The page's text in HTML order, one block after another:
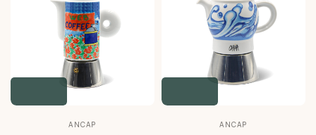
ANCAP ANCAP